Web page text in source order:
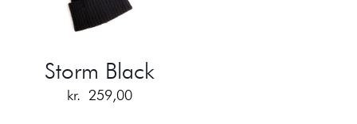
Storm Black
kr. 259,00